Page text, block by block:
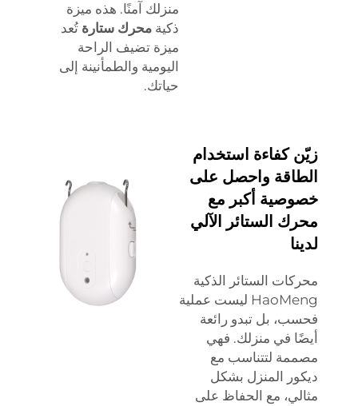
منزلك آمنًا. هذه ميزة
ذكية محرك ستارة تُعد
ميزة تضيف الراحة
اليومية والطمأنينة إلى
حياتك.
زيّن كفاءة استخدام
الطاقة واحصل على
خصوصية أكبر مع
محرك الستائر الآلي
لدينا
محركات الستائر الذكية
HaoMeng ليست عملية
فحسب، بل تبدو رائعة
أيضًا في منزلك. فهي
مصممة لتتناسب مع
ديكور المنزل بشكل
مثالي، مع الحفاظ على